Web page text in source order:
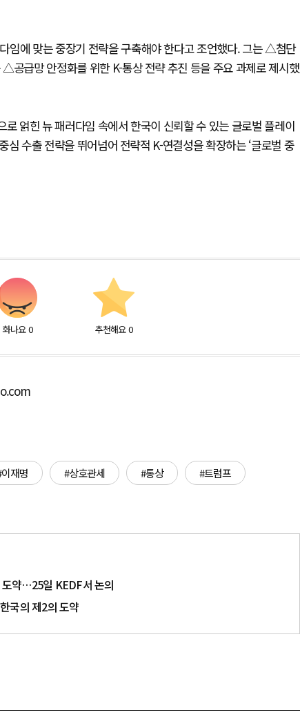
임에 맞는 중장기 전략을 구축해야 한다고 조언했다. 그는 △첨단
급망 안정화를 위한 K-통상 전략 추진 등을 주요 과제로 제시했
얽힌 뉴 패러다임 속에서 한국이 신뢰할 수 있는 글로벌 플레이
수출 전략을 뛰어넘어 전략적 K-연결성을 확장하는 ‘글로벌 중
화나요 0 추천해요 0
재명 #상호관세 #통상
#트럼프
약…25일 KEDF서 논의
국의 제2의 도약